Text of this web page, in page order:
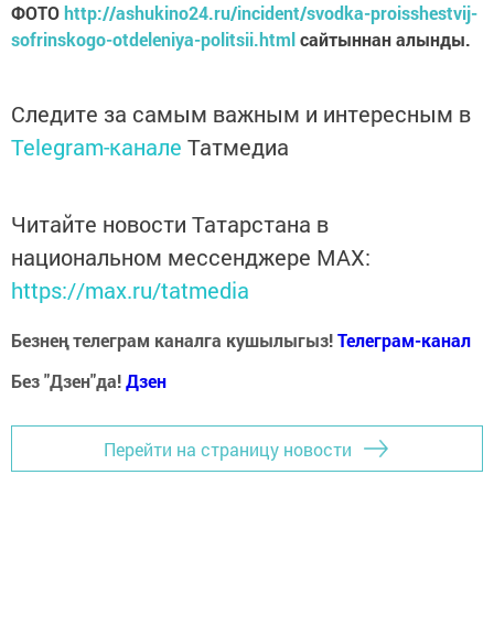
ФОТОhttp://ashukino24.ru/incident/svodka-proisshestvij-
sofrinskogo-otdeleniya-politsii.htmlсайтыннан алынды.
Следите за самым важным и интересным в
Telegram-канале Татмедиа
Читайте новости Татарстана в
национальном мессенджере MАХ:
https://max.ru/tatmedia
Безнең телеграм каналга кушылыгыз!Телеграм-канал
Без "Дзен"да!Дзен
Перейти на страницу новости